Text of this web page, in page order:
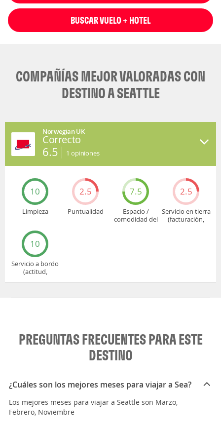
BUSCAR VUELO + HOTEL
COMPAÑÍAS MEJOR VALORADAS CON
DESTINO A SEATTLE
Norwegian UK
Correcto
6.5 1 opiniones
10
Limpieza
2.5
Puntualidad
7.5
Espacio /
comodidad del
2.5
Servicio en tierra
(facturación,
10
Servicio a bordo
(actitud,
PREGUNTAS FRECUENTES PARA ESTE
DESTINO
¿Cuáles son los mejores meses para viajar a Sea?
Los mejores meses para viajar a Seattle son Marzo,
Febrero, Noviembre